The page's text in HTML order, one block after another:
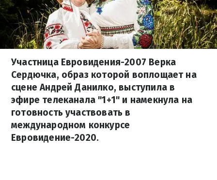
Участница Евровидения-2007 Верка
Сердючка, образ которой воплощает на
сцене Андрей Данилко, выступила в
эфире телеканала "1+1" и намекнула на
готовность участвовать в
международном конкурсе
Евровидение-2020.